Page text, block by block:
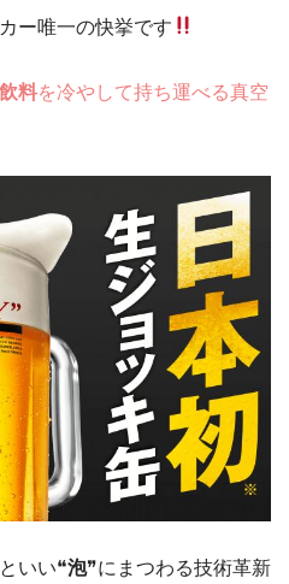
ー唯一の快挙です
料を冷やして持ち運べる真空
といい❝泡❞にまつわる技術革新